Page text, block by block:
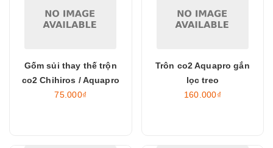
Gốm sủi thay thế trộn
co2 Chihiros / Aquapro
75.000₫
Trôn co2 Aquapro gắn
lọc treo
160.000₫